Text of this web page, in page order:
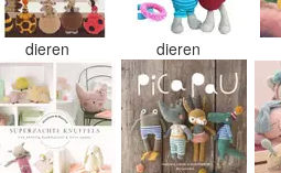
dieren dieren